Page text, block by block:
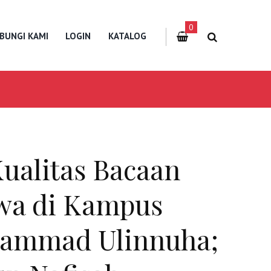
KAMI LOGIN KATALOG
0
Bacaan
di Kampus
Ulinnuha;